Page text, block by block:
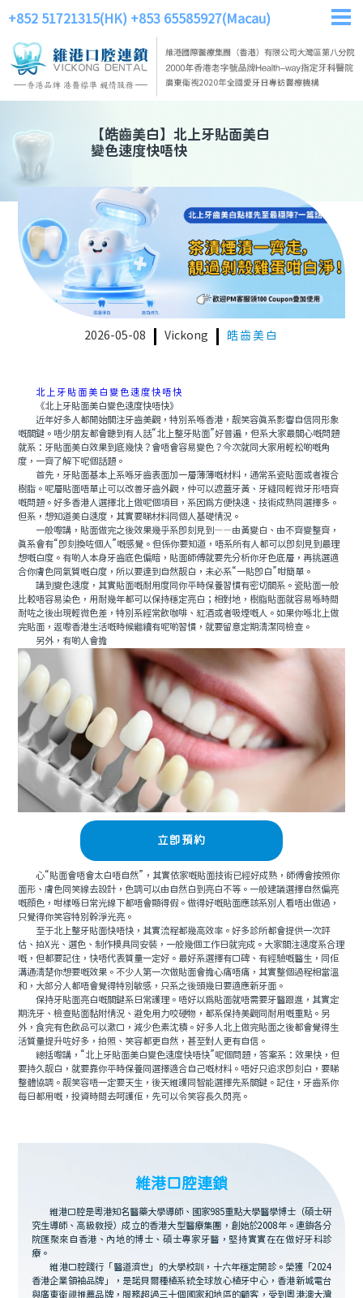
+852 51721315(HK) +853 65585927(Macau)
【皓齒美白】 北上牙貼面美白
變色速度快唔快
2026-05-08 Vickong 皓齒美白
北上牙貼面美白變色速度快唔快
《北上牙貼面美白變色速度快唔快》
近年好多人都開始關注牙齒美觀，特別系喺香港，靓笑容真系影響自信同形象
嘅關鍵。唔少朋友都會聽到有人話“北上整牙貼面”好普遍，但系大家最關心嘅問題
就系：牙貼面美白效果到底幾快？會唔會容易變色？今次就同大家用輕松啲嘅角
度，一齊了解下呢個話題。
首先，牙貼面基本上系喺牙齒表面加一層薄薄嘅材料，通常系瓷貼面或者複合
樹脂。呢層貼面唔單止可以改善牙齒外觀，仲可以遮蓋牙黃、牙縫同輕微牙形唔齊
嘅問題。好多香港人選擇北上做呢個項目，系因爲方便快速、技術成熟同選擇多。
但系，想知道美白速度，其實要睇材料同個人基礎情況。
一般嚟講，貼面做完之後效果幾乎系即刻見到——由黃變白、由不齊變整齊，
真系會有“即刻換咗個人”嘅感覺。但係你要知道，唔系所有人都可以即刻見到最理
想嘅白度。有啲人本身牙齒底色偏暗，貼面師傅就要先分析你牙色底層，再挑選適
合你膚色同氣質嘅白度，所以要達到自然靓白，未必系“一貼即白”咁簡單。
講到變色速度，其實貼面嘅耐用度同你平時保養習慣有密切關系。瓷貼面一般
比較唔容易染色，用耐幾年都可以保持穩定亮白；相對地，樹脂貼面就容易喺時間
耐咗之後出現輕微色差，特別系經常飲咖啡、紅酒或者吸煙嘅人。如果你喺北上做
完貼面，返嚟香港生活嘅時候繼續有呢啲習慣，就要留意定期清潔同檢查。
另外，有啲人會擔
立即預約
心“貼面會唔會太白唔自然”，其實依家嘅貼面技術已經好成熟，師傅會按照你
面形、膚色同笑線去設計，色調可以由自然白到亮白不等。一般建議選擇自然偏亮
嘅顔色，咁樣喺日常光線下都唔會顯得假。做得好嘅貼面應該系別人看唔出做過，
只覺得你笑容特別幹淨光亮。
至于北上整牙貼面快唔快，其實流程都幾高效率。好多診所都會提供一次評
估、拍X光、選色、制作模具同安裝，一般幾個工作日就完成。大家關注速度系合理
嘅，但都要記住，快唔代表質量一定好。最好系選擇有口碑、有經驗嘅醫生，同佢
溝通清楚你想要嘅效果。不少人第一次做貼面會擔心痛唔痛，其實整個過程相當溫
和，大部分人都唔會覺得特別敏感，只系之後頭幾日要適應新牙面。
保持牙貼面亮白嘅關鍵系日常護理。唔好以爲貼面就唔需要牙醫跟進，其實定
期洗牙、檢查貼面黏附情況、避免用力咬硬物，都系保持美觀同耐用嘅重點。另
外，食完有色飲品可以漱口，減少色素沈積。好多人北上做完貼面之後都會覺得生
活質量提升咗好多，拍照、笑容都更自然，甚至對人更有自信。
總括嚟講，“北上牙貼面美白變色速度快唔快”呢個問題，答案系：效果快，但
要持久靓白，就要靠你平時保養同選擇適合自己嘅材料。唔好只追求即刻白，要睇
整體協調。靓笑容唔一定要天生，後天維護同智能選擇先系關鍵。記住，牙齒系你
每日都用嘅，投資時間去呵護佢，先可以令笑容長久閃亮。
維港口腔連鎖
維港口腔是粵港知名醫藥大學導師、國家985重點大學醫學博士（碩士研
究生導師、高級教授）成立的香港大型醫療集團，創始於2008年。連鎖各分
院匯聚來自香港、內地的博士、碩士專家牙醫，堅持實實在在做好牙科診
療。
維港口腔踐行「醫道濟世」的大學校訓，十六年穩定開診。榮獲「2024
香港企業領袖品牌」，是諾貝爾種植系統全球放心植牙中心，香港新城電台
與廣東衛視推薦品牌，服務超過三十個國家和地區的顧客，受到粵港澳大灣